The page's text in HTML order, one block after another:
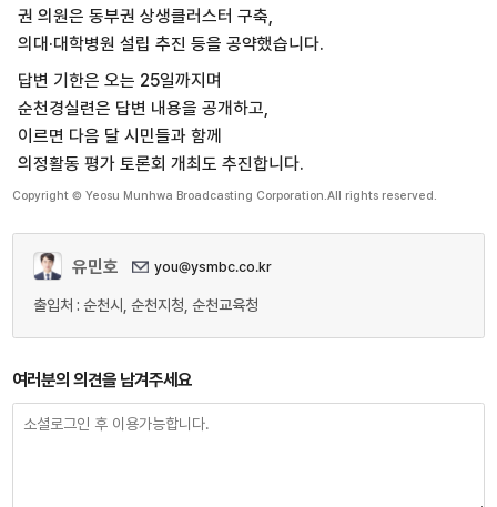
권 의원은 동부권 상생클러스터 구축,
의대·대학병원 설립 추진 등을 공약했습니다.
답변 기한은 오는 25일까지며
순천경실련은 답변 내용을 공개하고,
이르면 다음 달 시민들과 함께
의정활동 평가 토론회 개최도 추진합니다.
Copyright © Yeosu Munhwa Broadcasting Corporation.All rights reserved.
유민호 you@ysmbc.co.kr
출입처 : 순천시, 순천지청, 순천교육청
여러분의 의견을 남겨주세요